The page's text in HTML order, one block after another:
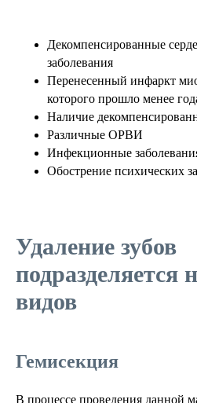
Декомпенсированные
заболевания
Перенесенный инфаркт
которого прошло менее
Наличие
Различные ОРВИ
Инфекционные
Обострение психических
Удаление зубов
подразделяется
видов
Гемисекция
В процессе проведения данной